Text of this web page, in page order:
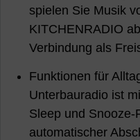
spielen Sie Musik
KITCHENRADIO
Verbindung als
Funktionen für
Unterbauradio ist
Sleep und Snooze-
automatischer